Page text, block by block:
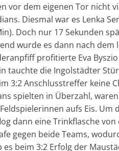
vor dem eigenen Tor nicht
Diesmal war es Lenka
Doch nur 17 Sekunden
wurde es dann nach
profitierte Eva
tauchte die Ingolstädter
3:2 Anschlusstreffer keine
spielten in Überzahl,
aufs Eis. Um
dann eine Trinkflasche
gegen beide Teams,
beim 3:2 Erfolg der